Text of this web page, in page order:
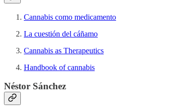
Cannabis como medicamento
La cuestión del cáñamo
Cannabis as Therapeutics
Handbook of cannabis
Néstor Sánchez